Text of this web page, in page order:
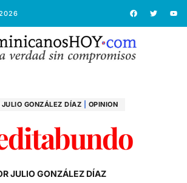
JULIO GONZÁLEZ DÍ­AZ OPINION
JULIO GONZÁLEZ DÍAZ